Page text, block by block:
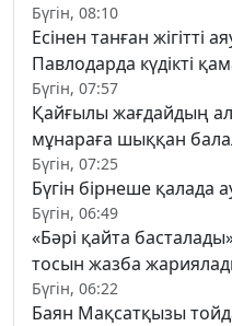
Бүгін, 08:10
Есінен танған жігітті
Павлодарда күдікті
Бүгін, 07:57
Қайғылы жағдайдың
мұнараға шыққан
Бүгін, 07:25
Бүгін бірнеше қалада
Бүгін, 06:49
«Бәрі қайта
тосын жазба
Бүгін, 06:22
Баян Мақсатқызы